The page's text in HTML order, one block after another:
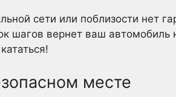
сети или поблизости нет
шагов вернет ваш автомобиль
месте